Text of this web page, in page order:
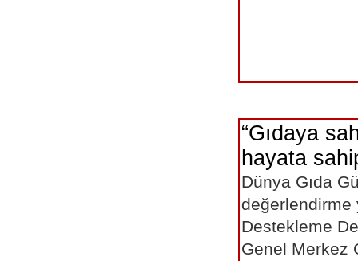
“Gıdaya
hayata
Dünya Gıda
değerlendirme
Destekleme
Genel Merkez